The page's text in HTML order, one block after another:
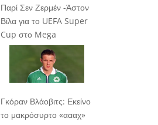
Παρί Σεν Ζερμέν -Άστον
Βίλα για το UEFA Super
Cup στο Mega
Γκόραν Βλάοβιτς: Εκείνο
το μακρόσυρτο «αααχ»